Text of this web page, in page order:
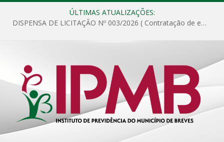
ÚLTIMAS ATUALIZAÇÕES:
DISPENSA DE LICITAÇÃO Nº 003/2026 ( Contratação de empresa para fornecimento de gêneros alimentícios não perecíveis, materiais de expediente, descartáveis, copa e cozinha, para análise e posterior publicação.)